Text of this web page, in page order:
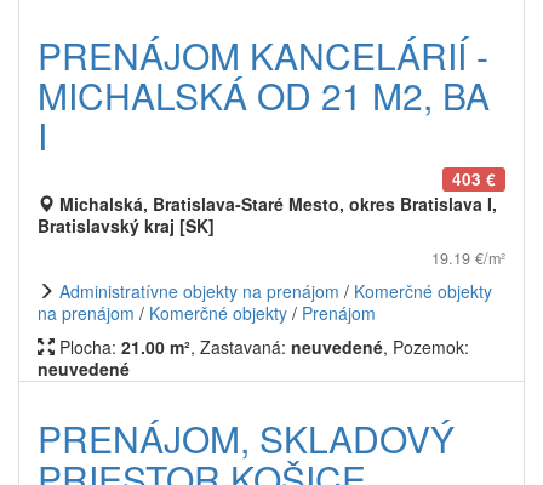
PRENÁJOM KANCELÁRIÍ -
MICHALSKÁ OD 21 M2, BA
I
403 €
Michalská, Bratislava-Staré Mesto, okres Bratislava I,
Bratislavský kraj [SK]
19.19 €/m²
Administratívne objekty na prenájom / Komerčné objekty
na prenájom / Komerčné objekty / Prenájom
Plocha: 21.00 m², Zastavaná: neuvedené, Pozemok:
neuvedené
PRENÁJOM, SKLADOVÝ